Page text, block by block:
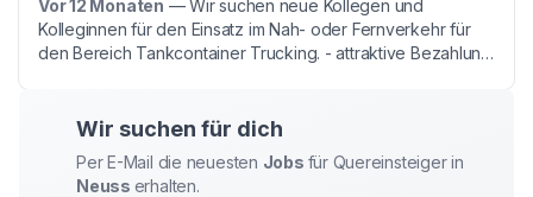
Vor 12 Monaten —Wir suchen neue Kollegen und
Kolleginnen für den Einsatz im Nah- oder Fernverkehr für
den Bereich Tankcontainer Trucking. - attraktive Bezahlung
Wir suchen für dich
Per E-Mail die neuesten Jobs für Quereinsteigerin
Neuss erhalten.